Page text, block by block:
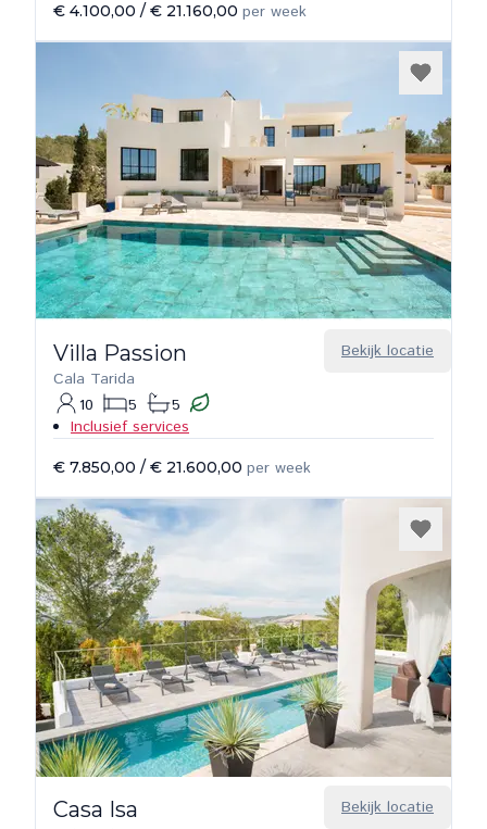
€ 4.100,00 / € 21.160,00 per week
Bekijk locatie
Villa Passion
Cala Tarida
10
5
5
Inclusief services
€ 7.850,00 / € 21.600,00 per week
Bekijk locatie
Casa Isa